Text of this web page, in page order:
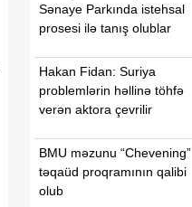
Sənaye Parkında istehsal
prosesi ilə tanış olublar
Hakan Fidan: Suriya
problemlərin həllinə töhfə
verən aktora çevrilir
BMU məzunu “Chevening”
təqaüd proqramının qalibi
olub